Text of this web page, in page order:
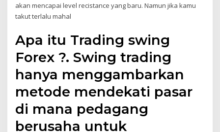
akan mencapai level recistance yang baru. Namun jika kamu
takut terlalu mahal
Apa itu Trading swing
Forex ?. Swing trading
hanya menggambarkan
metode mendekati pasar
di mana pedagang
berusaha untuk